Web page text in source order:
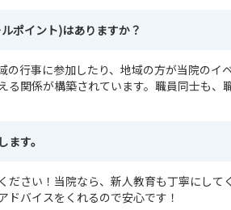
ポイント)はありますか？
行事に参加したり、地域の方が当院のイ
る関係が構築されています。職員同士も、
す。
さい！当院なら、新人教育も丁寧にして
バイスをくれるので安心です！